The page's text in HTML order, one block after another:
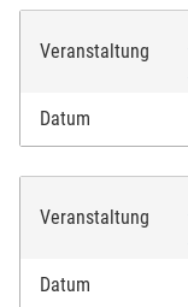
Veranstaltung
Datum
Veranstaltung
Datum